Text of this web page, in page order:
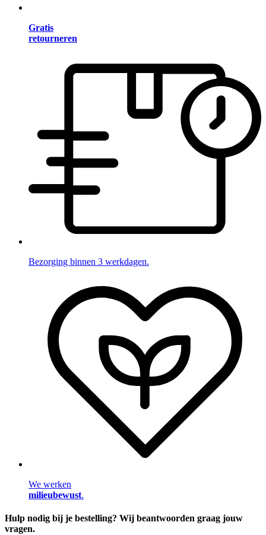
Gratis
retourneren
Bezorging binnen 3 werkdagen.
We werken
milieubewust.
Hulp nodig bij je bestelling? Wij beantwoorden graag jouw
vragen.